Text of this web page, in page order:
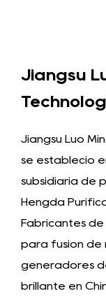
Jiangsu
Jiangsu Luo
se estableció
subsidiaria de
Hengda
Fabricantes
para fusión de
generadores
brillante en